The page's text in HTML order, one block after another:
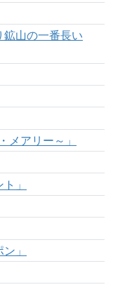
鉱山の一番長い
メアリー～」
」
」